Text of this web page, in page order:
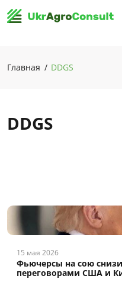
Главная DDGS
DDGS
15 мая 2026
Фьючерсы на сою
переговорами США и